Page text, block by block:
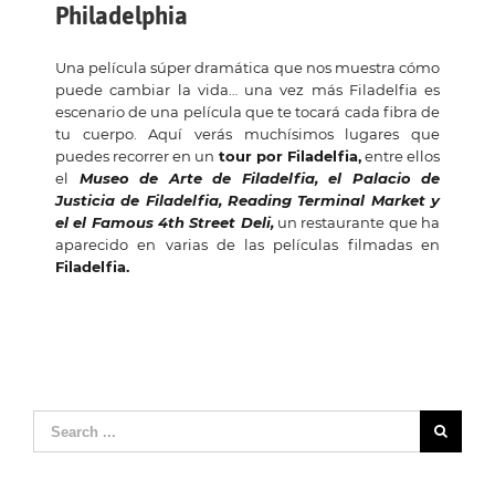
Philadelphia
Una película súper dramática que nos muestra cómo
puede cambiar la vida… una vez más Filadelfia es
escenario de una película que te tocará cada fibra de
tu cuerpo. Aquí verás muchísimos lugares que
puedes recorrer en un tour por Filadelfia,entre ellos
el Museo de Arte de Filadelfia, el Palacio de
Justicia de Filadelfia, Reading Terminal Market y
el el Famous 4th Street Deli,un restaurante que ha
aparecido en varias de las películas filmadas en
Filadelfia.
for: